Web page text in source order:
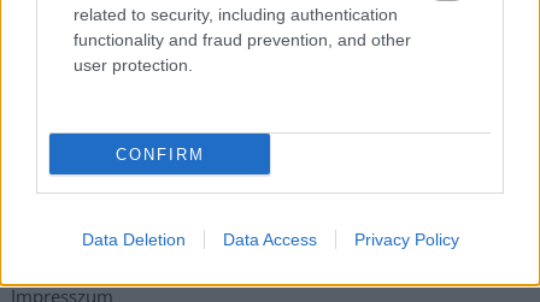
related to security, including authentication
functionality and fraud prevention, and other
user protection.
CONFIRM
Data Deletion Data Access Privacy Policy
Elérhetőség
Adatkezelési tájékoztató
Etikai és függetlenségi alapelvek
Hozzászólási és Moderálási Szabályzat
Impresszum